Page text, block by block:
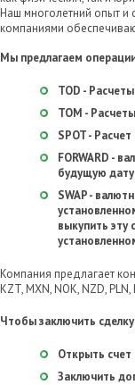
Наш многолетний опыт и
компаниями
Мы предлагаем
TOD -
TOM -
SPOT -
FORWARD -
будущую
SWAP -
выкупить эту
Компания предлагает
KZT, MXN, NOK, NZD, PLN,
Чтобы заключить
Открыть
Заключить